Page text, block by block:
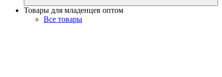
Товары для младенцев оптом
Все товары